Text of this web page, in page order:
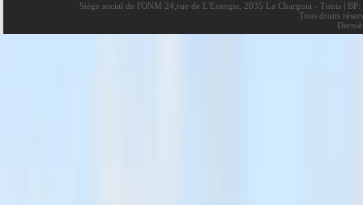
Siège social de l'ONM 24,rue de L'Energie, 2035 La Charguia - Tunis |BP:
Tous droits